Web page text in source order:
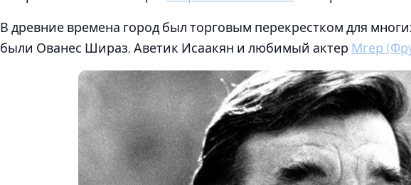
В древние времена город был торговым перекрестком для
были Ованес Шираз, Аветик Исаакян и любимый актер Мгер